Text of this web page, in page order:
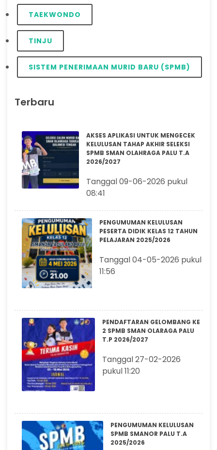
TAEKWONDO
TINJU
SISTEM PENERIMAAN MURID BARU (SPMB)
Terbaru
AKSES APLIKASI UNTUK MENGECEK
KELULUSAN TAHAP AKHIR SELEKSI
SPMB SMAN OLAHRAGA PALU T.A
2026/2027
Tanggal 09-06-2026 pukul
08:41
PENGUMUMAN KELULUSAN
PESERTA DIDIK KELAS 12 TAHUN
PELAJARAN 2025/2026
Tanggal 04-05-2026 pukul
11:56
PENDAFTARAN GELOMBANG KE
2 SPMB SMAN OLARAGA PALU
T.P 2026/2027
Tanggal 27-02-2026
pukul 11:20
PENGUMUMAN KELULUSAN
SPMB SMANOR PALU T.A
2025/2026